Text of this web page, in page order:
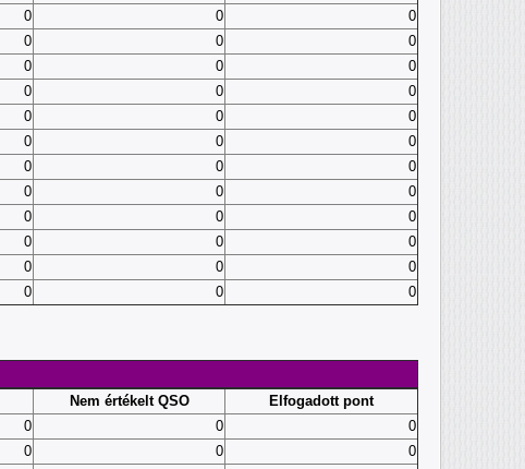
0 0
0
0 0
0
0 0
0
0 0
0
0 0
0
0 0
0
0 0
0
0 0
0
0 0
0
0 0
0
0 0
0
0 0 0
Nem értékelt QSO
Elfogadott pont
0 0
0
0 0
0